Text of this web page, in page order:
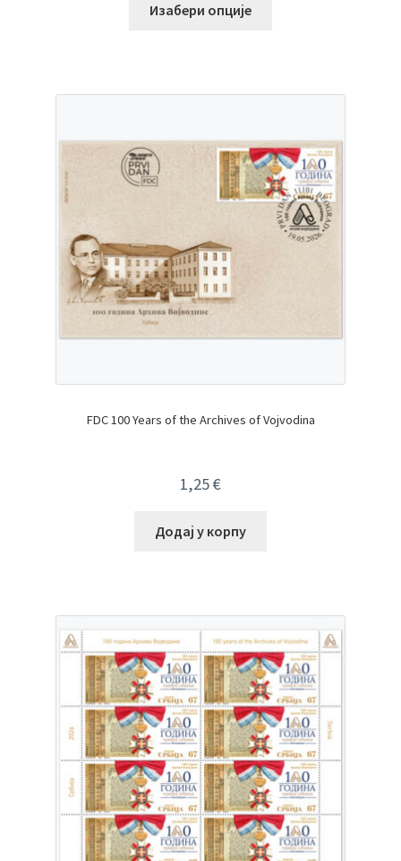
Изабери опције
FDC 100 Years of the Archives of Vojvodina
1,25€
Додај у корпу